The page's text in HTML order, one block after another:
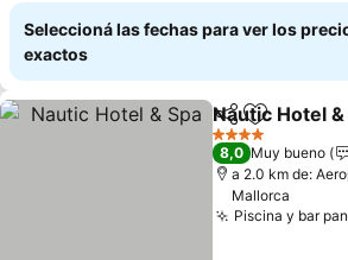
Seleccioná las fechas para ver los
exactos
Compartir
Añadir a
Nautic Hotel &
4 Estrellas
8,0 Muy bueno
a 2.0 km de:
Mallorca
Piscina y bar